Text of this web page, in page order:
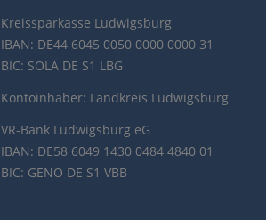
Kreissparkasse Ludwigsburg
IBAN: DE44 6045 0050 0000 0000 31
BIC: SOLA DE S1 LBG
Kontoinhaber: Landkreis Ludwigsburg
VR-Bank Ludwigsburg eG
IBAN: DE58 6049 1430 0484 4840 01
BIC: GENO DE S1 VBB